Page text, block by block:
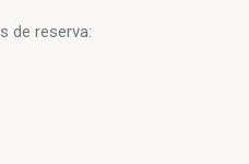
de reserva: